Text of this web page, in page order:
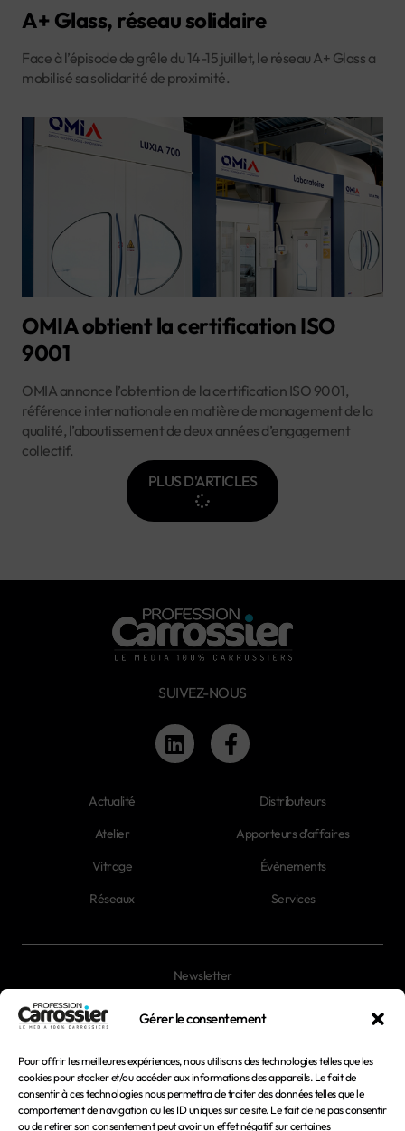
Gérer le consentement
Pour offrir les meilleures expériences, nous utilisons des technologies telles que les
cookies pour stocker et/ou accéder aux informations des appareils. Le fait de
consentir à ces technologies nous permettra de traiter des données telles que le
comportement de navigation ou les ID uniques sur ce site. Le fait de ne pas consentir
ou de retirer son consentement peut avoir un effet négatif sur certaines
A+ Glass, réseau solidaire
Face à l’épisode de grêle du 14-15 juillet, le réseau A+ Glass a
mobilisé sa solidarité de proximité.
OMIA obtient la certification ISO
9001
OMIA annonce l’obtention de la certification ISO 9001,
référence internationale en matière de management de la
qualité, l’aboutissement de deux années d’engagement
collectif.
PLUS D'ARTICLES
SUIVEZ-NOUS
Actualité
Atelier
Vitrage
Réseaux
Distributeurs
Apporteurs d'affaires
Évènements
Services
Newsletter
Mentions légales
Conditions générales d'utilisation